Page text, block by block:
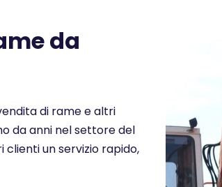
da
di rame e altri
da anni nel settore del
un servizio rapido,